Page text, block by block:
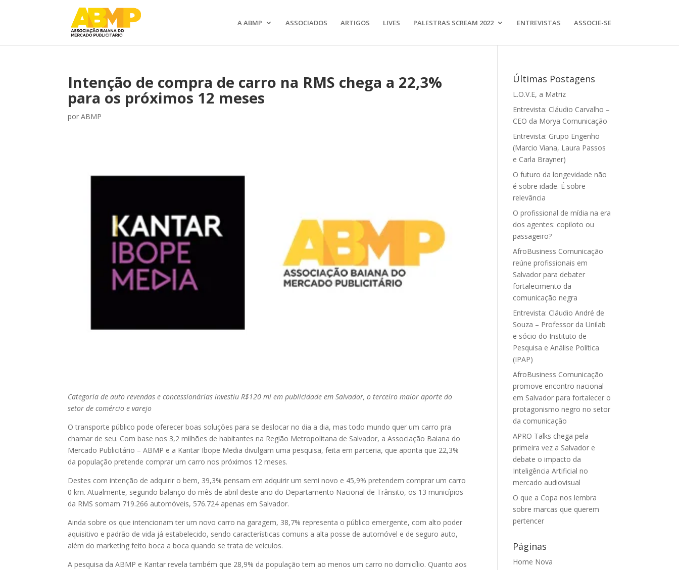
A ABMP ASSOCIADOS ARTIGOS LIVES PALESTRAS SCREAM 2022 ENTREVISTAS ASSOCIE-SE
Intenção de compra de carro na RMS chega a 22,3%
para os próximos 12 meses
porABMP
Categoria de auto revendas e concessionárias investiu R$120 mi em publicidade em Salvador, o terceiro maior aporte do
setor de comércio e varejo
O transporte público pode oferecer boas soluções para se deslocar no dia a dia, mas todo mundo quer um carro pra
chamar de seu. Com base nos 3,2 milhões de habitantes na Região Metropolitana de Salvador, a Associação Baiana do
Mercado Publicitário – ABMP e a Kantar Ibope Media divulgam uma pesquisa, feita em parceria, que aponta que 22,3%
da população pretende comprar um carro nos próximos 12 meses.
Destes com intenção de adquirir o bem, 39,3% pensam em adquirir um semi novo e 45,9% pretendem comprar um carro
0 km. Atualmente, segundo balanço do mês de abril deste ano do Departamento Nacional de Trânsito, os 13 municípios
da RMS somam 719.266 automóveis, 576.724 apenas em Salvador.
Ainda sobre os que intencionam ter um novo carro na garagem, 38,7% representa o público emergente, com alto poder
aquisitivo e padrão de vida já estabelecido, sendo características comuns a alta posse de automóvel e de seguro auto,
além do marketing feito boca a boca quando se trata de veículos.
A pesquisa da ABMP e Kantar revela também que 28,9% da população tem ao menos um carro no domicílio. Quanto aos
Últimas Postagens
L.O.V.E, a Matriz
Entrevista: Cláudio Carvalho –
CEO da Morya Comunicação
Entrevista: Grupo Engenho
(Marcio Viana, Laura Passos
e Carla Brayner)
O futuro da longevidade não
é sobre idade. É sobre
relevância
O profissional de mídia na era
dos agentes: copiloto ou
passageiro?
AfroBusiness Comunicação
reúne profissionais em
Salvador para debater
fortalecimento da
comunicação negra
Entrevista: Cláudio André de
Souza – Professor da Unilab
e sócio do Instituto de
Pesquisa e Análise Política
(IPAP)
AfroBusiness Comunicação
promove encontro nacional
em Salvador para fortalecer o
protagonismo negro no setor
da comunicação
APRO Talks chega pela
primeira vez a Salvador e
debate o impacto da
Inteligência Artificial no
mercado audiovisual
O que a Copa nos lembra
sobre marcas que querem
pertencer
Páginas
Home Nova